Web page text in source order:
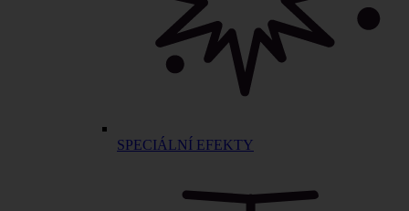
SPECIÁLNÍ EFEKTY